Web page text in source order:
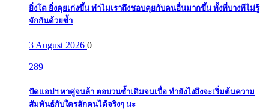
ยิ่งโต ยิ่งคุยเก่งขึ้น ทำไมเราถึงชอบคุยกับคนอื่นมากขึ้น ทั้งที่บางทีไม่รู้
จักกันด้วยซ้ำ
3 August 2026 0
289
ปัดแอปฯ หาคู่จนล้า ตอบวนซ้ำเดิมจนเบื่อ ทำยังไงถึงจะเริ่มต้นความ
สัมพันธ์กับใครสักคนได้จริงๆ นะ